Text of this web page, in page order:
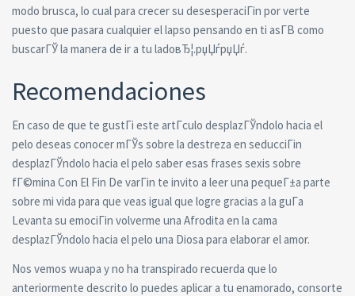
modo brusca, lo cual para crecer su desesperaciГіn por verte
puesto que pasara cualquier el lapso pensando en ti asГ­В­ como
buscarГЎ la manera de ir a tu ladoвЂ¦.рџЏѓрџЏѓ.
Recomendaciones
En caso de que te gustГі este artГ­culo desplazГЎndolo hacia el
pelo deseas conocer mГЎs sobre la destreza en seducciГіn
desplazГЎndolo hacia el pelo saber esas frases sexis sobre
fГ©mina Con El Fin De varГіn te invito a leer una pequeГ±a parte
sobre mi vida para que veas igual que logre gracias a la guГ­a
Levanta su emociГіn volverme una Afrodita en la cama
desplazГЎndolo hacia el pelo una Diosa para elaborar el amor.
Nos vemos wuapa y no ha transpirado recuerda que lo
anteriormente descrito lo puedes aplicar a tu enamorado, consorte